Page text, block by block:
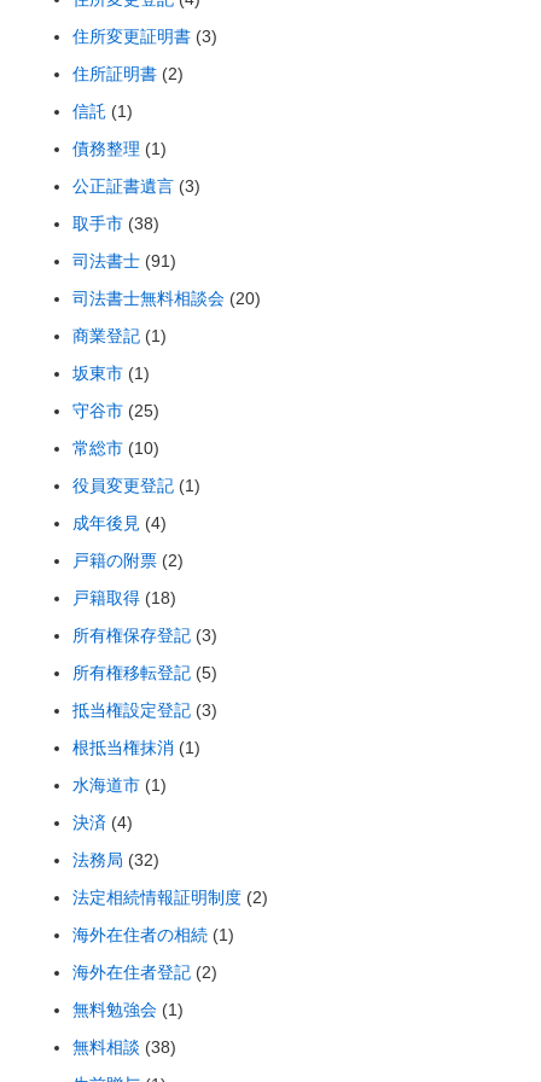
住所変更証明書 (3)
住所証明書 (2)
信託 (1)
債務整理 (1)
公正証書遺言 (3)
取手市 (38)
司法書士 (91)
司法書士無料相談会 (20)
商業登記 (1)
坂東市 (1)
守谷市 (25)
常総市 (10)
役員変更登記 (1)
成年後見 (4)
戸籍の附票 (2)
戸籍取得 (18)
所有権保存登記 (3)
所有権移転登記 (5)
抵当権設定登記 (3)
根抵当権抹消 (1)
水海道市 (1)
決済 (4)
法務局 (32)
法定相続情報証明制度 (2)
海外在住者の相続 (1)
海外在住者登記 (2)
無料勉強会 (1)
無料相談 (38)